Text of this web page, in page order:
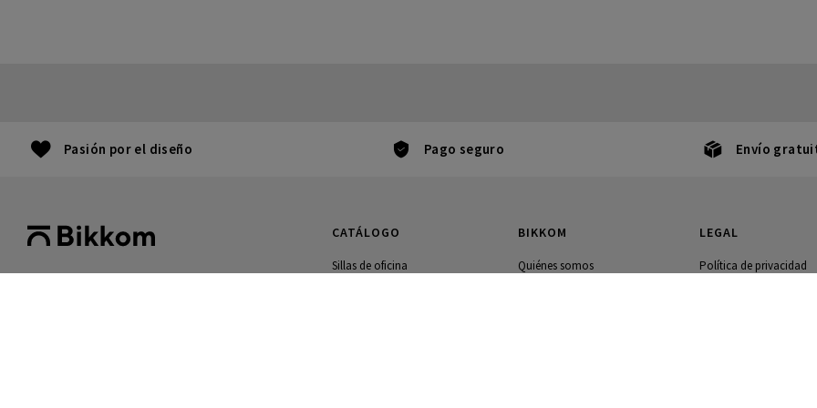
Pasión por el diseño Pago seguro Envío
CATÁLOGO
Sillas de oficina
BIKKOM
Quiénes somos
LEGAL
Política de privacidad